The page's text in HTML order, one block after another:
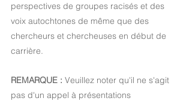
perspectives de groupes racisés et des
voix autochtones de même que des
chercheurs et chercheuses en début de
carrière.
REMARQUE : Veuillez noter qu'il ne s'agit
pas d'un appel à présentations